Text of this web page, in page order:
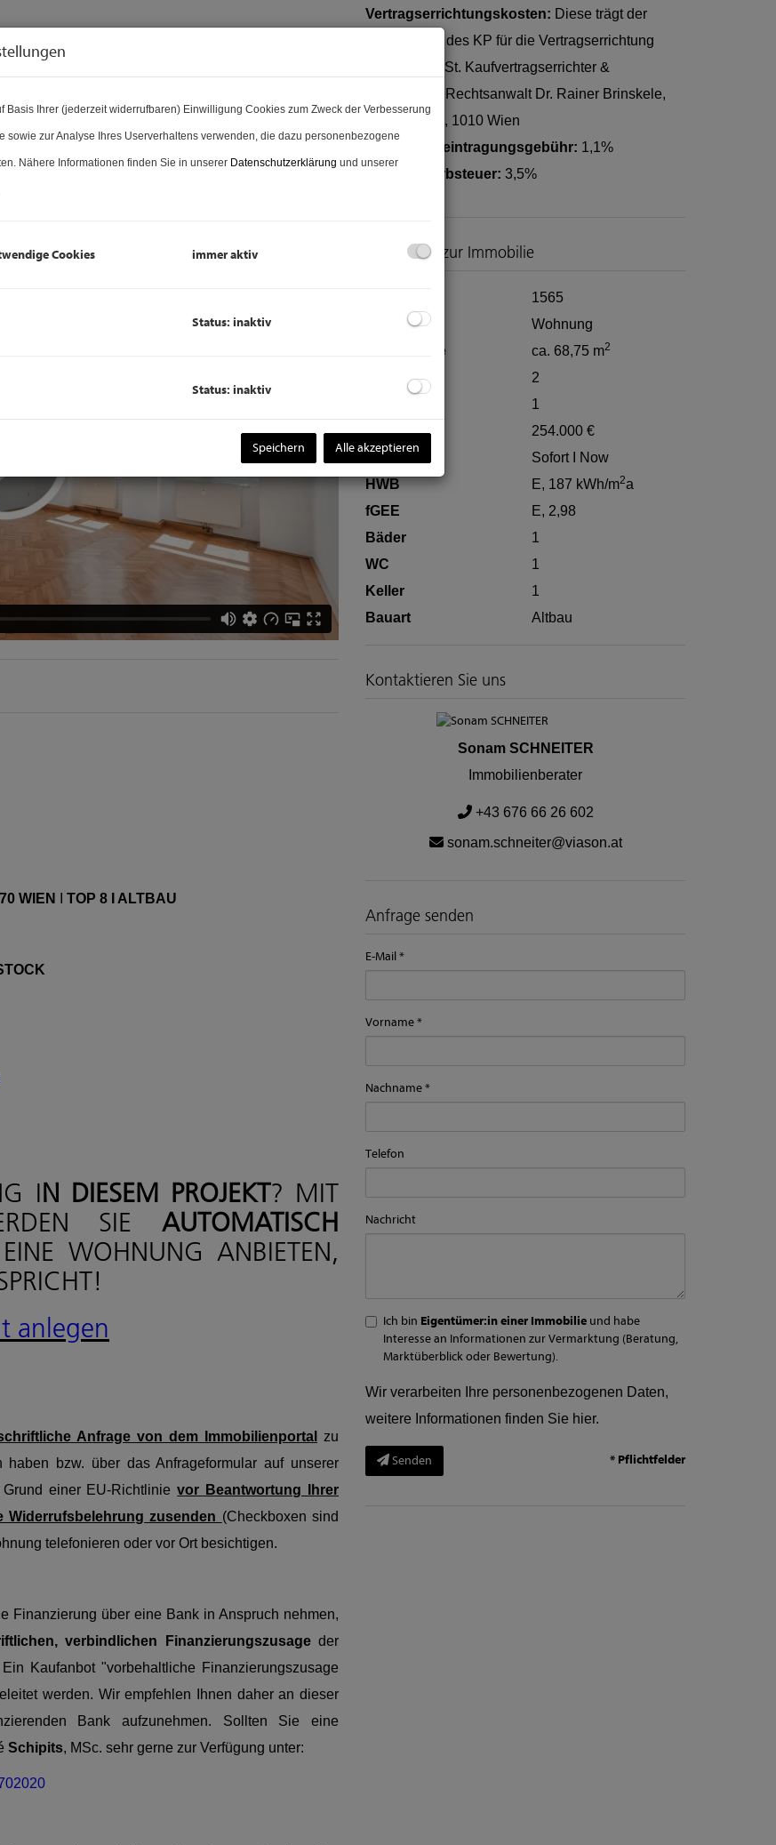
auch Ihre Immobilie!
WIEN TOP 8 I ALTBAU
IN DIESEM PROJEKT? MIT
SIE AUTOMATISCH
WOHNUNG ANBIETEN,
anlegen
Anfrage von dem Immobilienportal
zu
bzw. über das Anfrageformular auf unserer
einer EU-Richtlinievor Beantwortung Ihrer
zusenden (Checkboxen sind
telefonieren oder vor Ort besichtigen.
Finanzierung über eine Bank in Anspruch nehmen,
verbindlichen Finanzierungszusageder
Kaufanbot "vorbehaltliche Finanzierungszusage
werden. Wir empfehlen Ihnen daher an dieser
Bank aufzunehmen. Sollten Sie eine
Schipits, MSc. sehr gerne zur Verfügung unter:
Vertragserrichtungskosten: Diese trägt der
Käufer 1,5% des KP für die Vertragserrichtung
zzgl. 20 % USt. Kaufvertragserrichter &
Treuhänder: Rechtsanwalt Dr. Rainer Brinskele,
Kantgasse 1, 1010 Wien
Grundbucheintragungsgebühr: 1,1%
Grunderwerbsteuer: 3,5%
Basisdaten zur Immobilie
1565
Objektart
Wohnung
Wohnfläche
ca. 68,75 m2
Zimmer
2
1
Kaufpreis
254.000 €
Beziehbar
Sofort I Now
HWB
E, 187 kWh/m2a
fGEE
E, 2,98
Bäder
1
WC
1
Keller
1
Bauart
Altbau
Kontaktieren Sie uns
Sonam SCHNEITER
Immobilienberater
+43 676 66 26 602
sonam.schneiter@viason.at
Anfrage senden
E-Mail
Vorname
Nachname
Telefon
Nachricht
Ich bin Eigentümer:in einer Immobilie und habe
Interesse an Informationen zur Vermarktung (Beratung,
Marktüberblick oder Bewertung).
Wir verarbeiten Ihre personenbezogenen Daten,
weitere Informationen finden Sie hier.
Senden * Pflichtfelder
Basis Ihrer (jederzeit widerrufbaren) Einwilligung Cookies zum Zweck der Verbesserung
sowie zur Analyse Ihres Userverhaltens verwenden, die dazu personenbezogene
Nähere Informationen finden Sie in unserer Datenschutzerklärung und unserer
Cookies immer aktiv
Status: inaktiv
Status: inaktiv
Speichern Alle akzeptieren